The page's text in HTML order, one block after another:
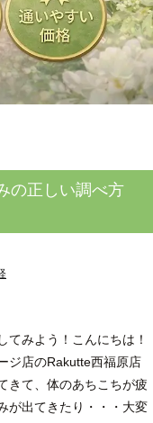
の正しい調べ方
てみよう！ こんにちは！
ジ店のRakutte西福原店
きて、体のあちこちが疲
が出てきたり・・・ 大変